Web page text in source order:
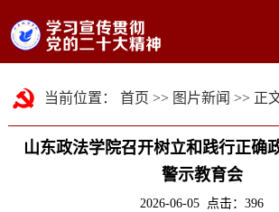
当前位置： 首页 >> 图片新闻 >> 正
山东政法学院召开树立和践行正确
警示教育会
2026-06-05 点击：396